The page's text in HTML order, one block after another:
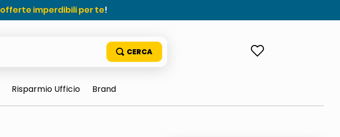
offerte imperdibili per te!
Risparmio Ufficio Brand